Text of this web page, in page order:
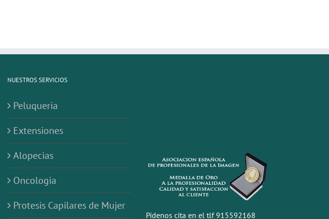
NUESTROS SERVICIOS
Peluqueria
Extensiones
Alopecias
Oncologia
Protesis Capilares de Mujer
Pídenos cita en el tlf 915592168